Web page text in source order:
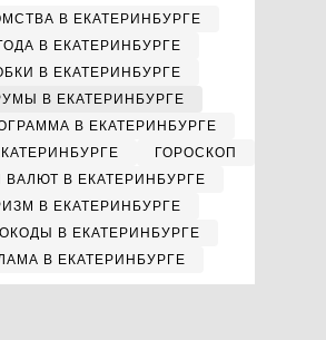
В ЕКАТЕРИНБУРГЕ
В ЕКАТЕРИНБУРГЕ
В ЕКАТЕРИНБУРГЕ
В ЕКАТЕРИНБУРГЕ
В ЕКАТЕРИНБУРГЕ
ГОРОСКОП
ВАЛЮТ В ЕКАТЕРИНБУРГЕ
В ЕКАТЕРИНБУРГЕ
В ЕКАТЕРИНБУРГЕ
В ЕКАТЕРИНБУРГЕ